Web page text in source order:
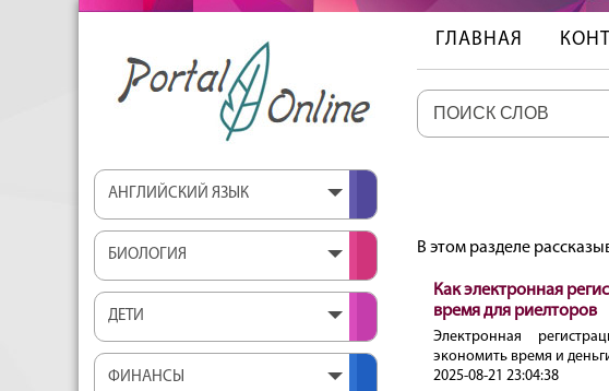
ГЛАВНАЯ
АНГЛИЙСКИЙ ЯЗЫК
БИОЛОГИЯ
ДЕТИ
ФИНАНСЫ
В этом разделе
Как электронная
время для риелторов
Электронная
экономить время и
2025-08-21 23:04:38